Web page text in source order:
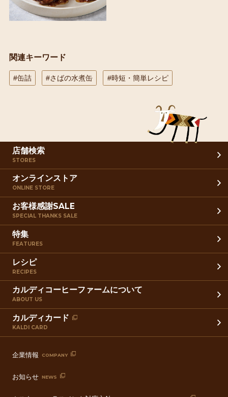
関連キーワード
#缶詰 #さばの水煮缶 #時短・簡単レシピ
店舗検索
STORES
オンラインストア
ONLINE STORE
お客様感謝SALE
SPECIAL THANKS SALE
特集
FEATURES
レシピ
RECIPES
カルディコーヒーファームについて
ABOUT US
カルディカード
KALDI CARD
企業情報 COMPANY
お知らせ NEWS